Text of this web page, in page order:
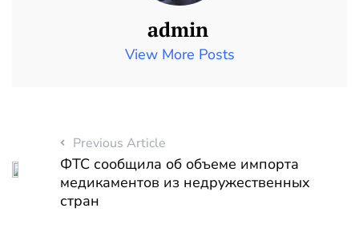
admin
View More Posts
Previous Article
ФТС сообщила об объеме импорта
медикаментов из недружественных
стран